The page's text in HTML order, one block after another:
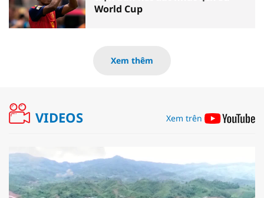
World Cup
Xem thêm
VIDEOS Xem trên